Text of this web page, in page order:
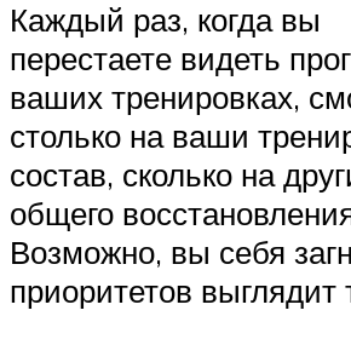
Каждый раз, когда вы
перестаете видеть
ваших тренировках,
столько на ваши
состав, сколько на
общего
Возможно, вы себя
приоритетов выглядит